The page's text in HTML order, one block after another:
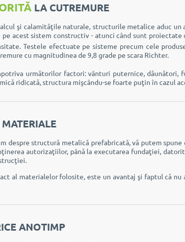
LA CUTREMURE
şi calamităţile naturale, structurile metalice aduc un
pe acest sistem constructiv - atunci când sunt
Testele efectuate pe sisteme precum cele
cu magnitudinea de 9,8 grade pe scara Richter.
următorilor factori: vânturi puternice, dăunători,
ridicată, structura mişcându-se foarte puţin în cazul
MATERIALE
despre structură metalică prefabricată, vă putem spune
autorizaţiilor, până la executarea fundaţiei,
al materialelor folosite, este un avantaj şi faptul că
ANOTIMP